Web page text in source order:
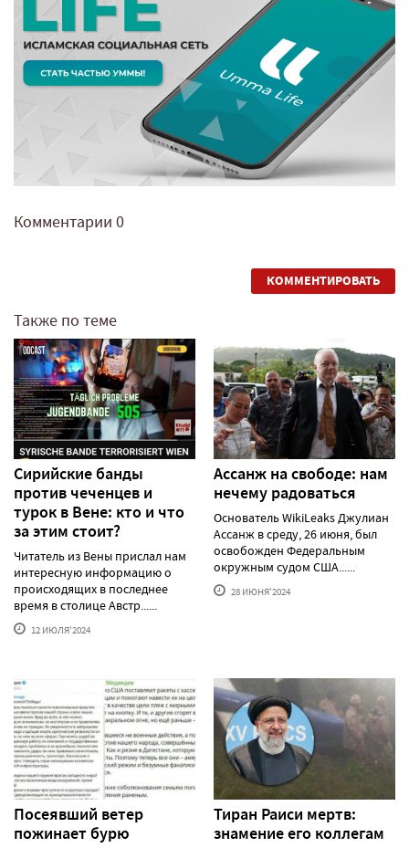
Комментарии 0
КОММЕНТИРОВАТЬ
Также по теме
Сирийские банды
против чеченцев и
турок в Вене: кто и что
за этим стоит?
Читатель из Вены прислал нам
интересную информацию о
происходящих в последнее
время в столице Австр......
12 ИЮЛЯ'2024
Ассанж на свободе: нам
нечему радоваться
Основатель WikiLeaks Джулиан
Ассанж в среду, 26 июня, был
освобожден Федеральным
окружным судом США......
28 ИЮНЯ'2024
Посеявший ветер
пожинает бурю
Тиран Раиси мертв:
знамение его коллегам